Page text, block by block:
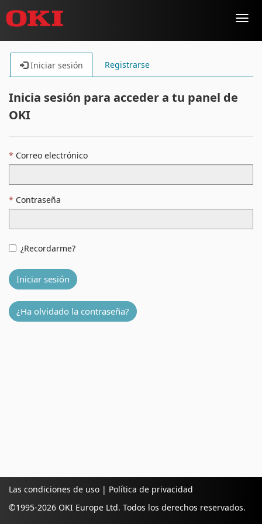
Iniciar sesión Registrarse
Inicia sesión para acceder a tu panel de
OKI
Correo electrónico
Contraseña
¿Recordarme?
Iniciar sesión
¿Ha olvidado la contraseña?
Las condiciones de uso | Política de privacidad
©1995-2026 OKI Europe Ltd. Todos los derechos reservados.